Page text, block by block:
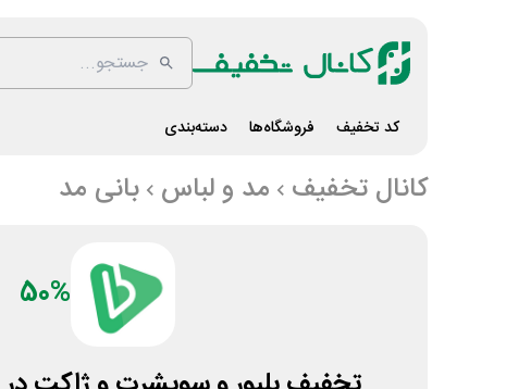
کد تخفیف فروشگاه‌ها دسته‌بندی
کانال تخفیف مد و لباس بانی مد
50%